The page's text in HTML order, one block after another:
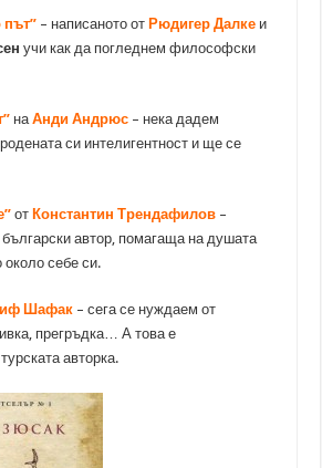
път” – написаното отРюдигер Далке и
учи как да погледнем философски
наАнди Андрюс – нека дадем
си интелигентност и ще се
отКонстантин Трендафилов –
български автор, помагаща на душата
около себе си.
Шафак – сега се нуждаем от
прегръдка… А това е
авторка.